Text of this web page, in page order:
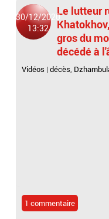
30/12/2020
13:32
Le lutteur
gros du
décédé à
Vidéos |décès,
1 commentaire